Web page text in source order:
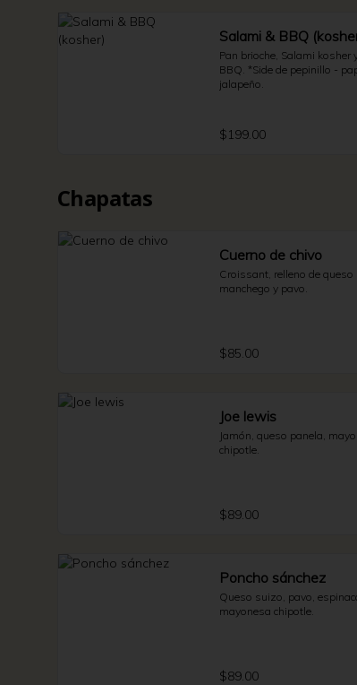
Salami & BBQ
Pan brioche, Salami kosher
BBQ. *Side de pepinillo -
jalapeño.
$199.00
Chapatas
Cuerno de chivo
Croissant, relleno de queso
manchego y pavo.
$85.00
Joe lewis
Jamón, queso panela,
chipotle.
$89.00
Poncho sánchez
Queso suizo, pavo,
mayonesa chipotle.
$89.00